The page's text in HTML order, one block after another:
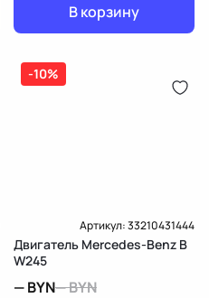
В корзину
-10%
Артикул:33210431444
Двигатель Mercedes-Benz B
W245
—BYN—BYN